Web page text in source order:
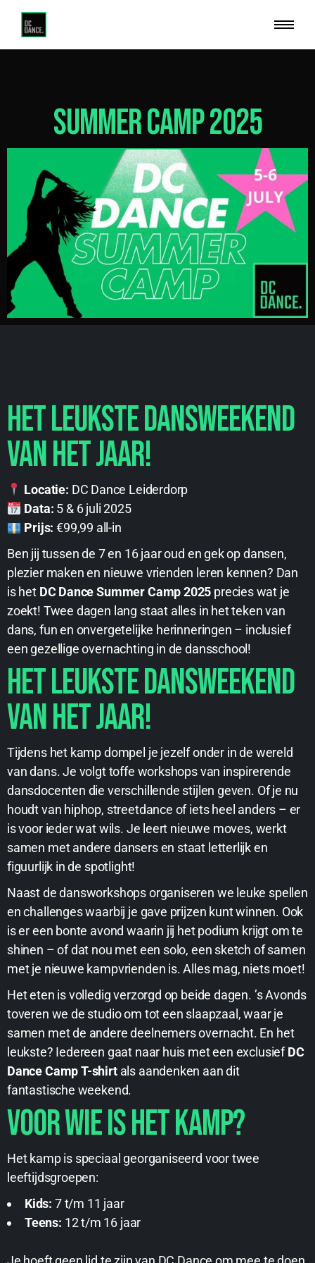
SUMMER CAMP 2025
Het leukste dansweekend
van het jaar!
Locatie: DC Dance Leiderdorp
Data: 5 & 6 juli 2025
Prijs: €99,99 all-in
Ben jij tussen de 7 en 16 jaar oud en gek op dansen,
plezier maken en nieuwe vrienden leren kennen? Dan
is het DC Dance Summer Camp 2025 precies wat je
zoekt! Twee dagen lang staat alles in het teken van
dans, fun en onvergetelijke herinneringen – inclusief
een gezellige overnachting in de dansschool!
Het leukste dansweekend
van het jaar!
Tijdens het kamp dompel je jezelf onder in de wereld
van dans. Je volgt toffe workshops van inspirerende
dansdocenten die verschillende stijlen geven. Of je nu
houdt van hiphop, streetdance of iets heel anders – er
is voor ieder wat wils. Je leert nieuwe moves, werkt
samen met andere dansers en staat letterlijk en
figuurlijk in de spotlight!
Naast de dansworkshops organiseren we leuke spellen
en challenges waarbij je gave prijzen kunt winnen. Ook
is er een bonte avond waarin jij het podium krijgt om te
shinen – of dat nou met een solo, een sketch of samen
met je nieuwe kampvrienden is. Alles mag, niets moet!
Het eten is volledig verzorgd op beide dagen. ’s Avonds
toveren we de studio om tot een slaapzaal, waar je
samen met de andere deelnemers overnacht. En het
leukste? Iedereen gaat naar huis met een exclusiefDC
Dance Camp T-shirtals aandenken aan dit
fantastische weekend.
Voor wie is het kamp?
Het kamp is speciaal georganiseerd voor twee
leeftijdsgroepen:
Kids: 7 t/m 11 jaar
Teens: 12 t/m 16 jaar